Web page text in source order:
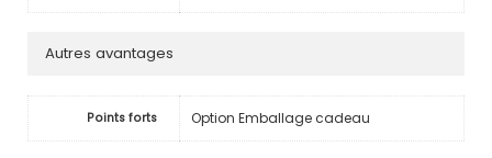
Autres avantages
Points forts Option Emballage cadeau